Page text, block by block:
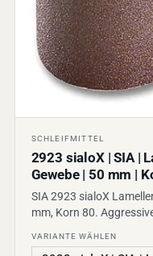
SCHLEIFMITTEL
2923 sialoX | SIA |
Gewebe | 50 mm |
SIA 2923 sialoX
mm, Korn 80.
VARIANTE WÄHLEN